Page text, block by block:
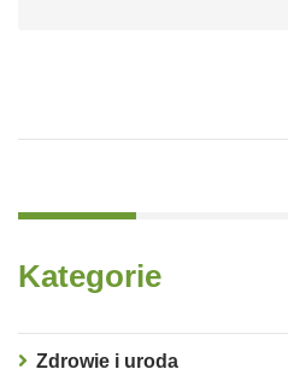
Kategorie
Zdrowie i uroda